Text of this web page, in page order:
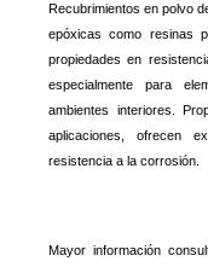
Recubrimientos en polvo
epóxicas como resinas
propiedades en
especialmente para
ambientes interiores.
aplicaciones, ofrecen
resistencia a la corrosión.
Mayor información